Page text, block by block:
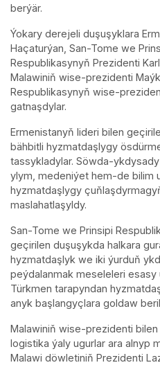
berýär.
Ýokary derejeli duşuşyklara
Haçaturýan, San-Tome we
Respublikasynyň Prezidenti
Malawiniň wise-prezidenti
Respublikasynyň wise-
gatnaşdylar.
Ermenistanyň lideri bilen
bähbitli hyzmatdaşlygy
tassykladylar. Söwda-
ylym, medeniýet hem-de bilim
hyzmatdaşlygy
maslahatlaşyldy.
San-Tome we Prinsipi
geçirilen duşuşykda halkara
hyzmatdaşlyk we iki ýurduň
peýdalanmak meseleleri esasy
Türkmen tarapyndan
anyk başlangyçlara goldaw
Malawiniň wise-prezidenti
logistika ýaly ugurlar ara alnyp
Malawi döwletiniň Prezidenti